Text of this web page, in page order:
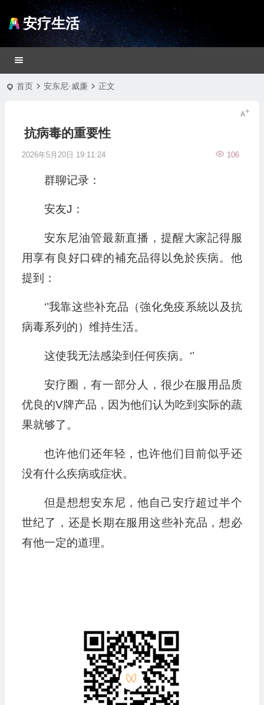
安疗生活
首页 安东尼·威廉 正文
抗病毒的重要性
2026年5月20日 19:11:24 106
群聊记录：
安友J：
安东尼油管最新直播，提醒大家記得服
用享有良好口碑的補充品得以免於疾病。他
提到：
‘’我靠这些补充品（強化免疫系統以及抗
病毒系列的）维持生活。
这使我无法感染到任何疾病。‘’
安疗圈，有一部分人，很少在服用品质
优良的V牌产品，因为他们认为吃到实际的蔬
果就够了。
也许他们还年轻，也许他们目前似乎还
没有什么疾病或症状。
但是想想安东尼，他自己安疗超过半个
世纪了，还是长期在服用这些补充品，想必
有他一定的道理。